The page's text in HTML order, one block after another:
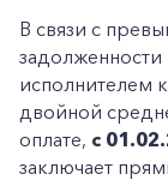
В связи с
исполнителем
двойной
оплате, с
заключает